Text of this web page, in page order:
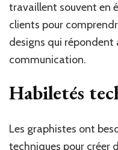
travaillent souvent en
clients pour
designs qui répondent
communication.
Habiletés
Les graphistes ont
techniques pour créer